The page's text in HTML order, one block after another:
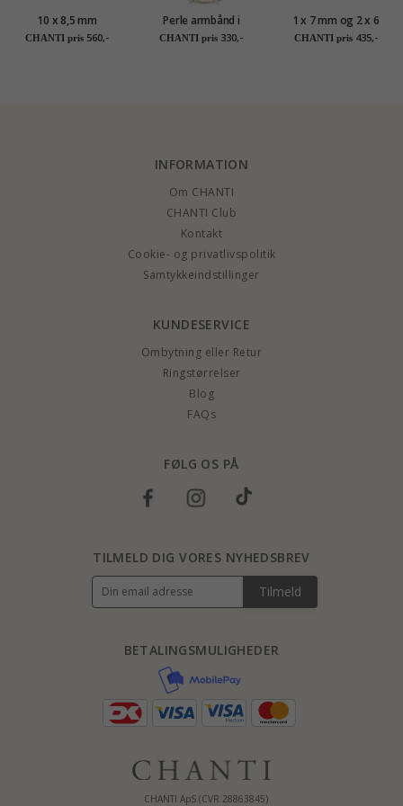
10 x 8,5 mm
dagmarkors perle
CHANTI pris 560,-
Perle armbånd i
forgyldt sølv
CHANTI pris 330,-
1 x 7 mm og 2 x 6
mm marguerit
CHANTI pris 435,-
INFORMATION
Om CHANTI
CHANTI Club
Kontakt
Cookie- og privatlivspolitik
Samtykkeindstillinger
KUNDESERVICE
Ombytning eller Retur
Ringstørrelser
Blog
FAQs
FØLG OS PÅ
CHANTI ApS (CVR 28863845)
BETALINGSMULIGHEDER
TILMELD DIG VORES NYHEDSBREV
Tilmeld